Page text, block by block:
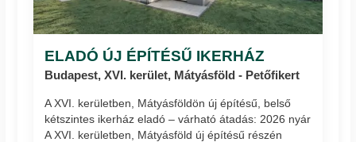
ELADÓ ÚJ ÉPÍTÉSŰ IKERHÁZ
Budapest, XVI. kerület, Mátyásföld - Petőfikert
A XVI. kerületben, Mátyásföldön új építésű, belső
kétszintes ikerház eladó – várható átadás: 2026 nyár
A XVI. kerületben, Mátyásföld új építésű részén